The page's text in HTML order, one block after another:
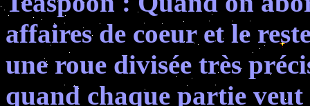
affaires de coeur et le
une roue divisée très
quand chaque partie